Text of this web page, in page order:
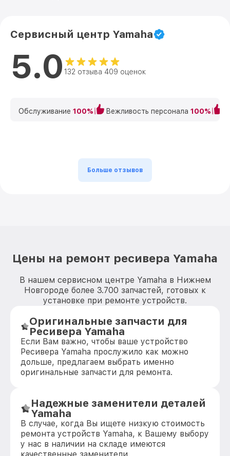
Сервисный центр Yamaha
5.0 132 отзыва 409 оценок
Обслуживание 100% Вежливость персонала 100%
Больше отзывов
Цены на ремонт ресивера Yamaha
В нашем сервисном центре Yamaha в Нижнем
Новгороде более 3.700 запчастей, готовых к
установке при ремонте устройств.
Оригинальные запчасти для
Ресивера Yamaha
Если Вам важно, чтобы ваше устройство
Ресивера Yamaha прослужило как можно
дольше, предлагаем выбрать именно
оригинальные запчасти для ремонта.
Надежные заменители деталей
Yamaha
В случае, когда Вы ищете низкую стоимость
ремонта устройств Yamaha, к Вашему выбору
у нас в наличии на складе имеются